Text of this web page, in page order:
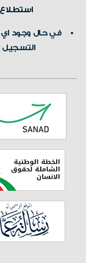
استطلاع
في حال وجود اي
التسجيل